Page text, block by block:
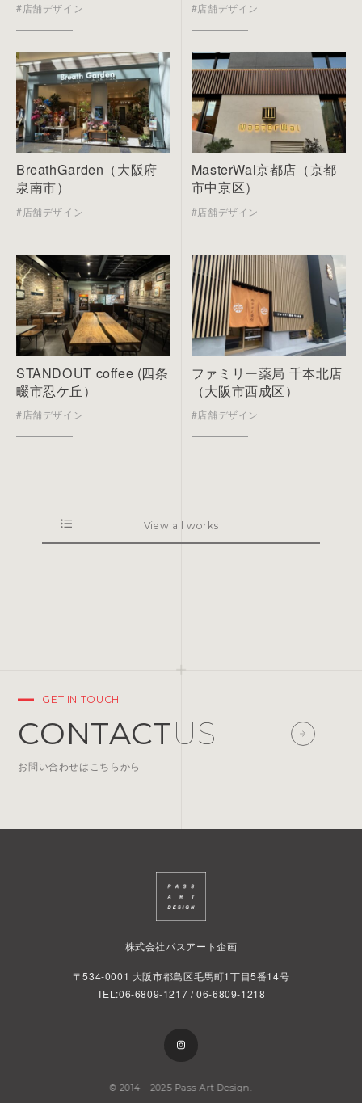
© 2014 - 2025 Pass Art Design.
#店舗デザイン #店舗デザイン
BreathGarden（大阪府
泉南市）
#店舗デザイン
MasterWal京都店（京都
市中京区）
#店舗デザイン
STANDOUT coffee (四条
畷市忍ケ丘）
#店舗デザイン
ファミリー薬局 千本北店
（大阪市西成区）
#店舗デザイン
View all works
GET IN TOUCH
CONTACTUS
お問い合わせはこちらから
株式会社パスアート企画
〒534-0001 大阪市都島区毛馬町1丁目5番14号
TEL:06-6809-1217 / 06-6809-1218